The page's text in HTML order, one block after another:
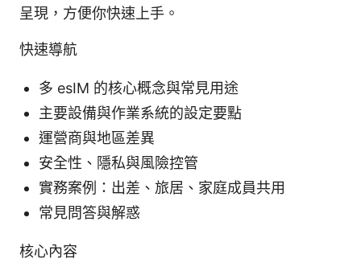
呈現，方便你快速上手。
快速導航
多 esIM 的核心概念與常見用途
主要設備與作業系統的設定要點
運營商與地區差異
安全性、隱私與風險控管
實務案例：出差、旅居、家庭成員共用
常見問答與解惑
核心內容